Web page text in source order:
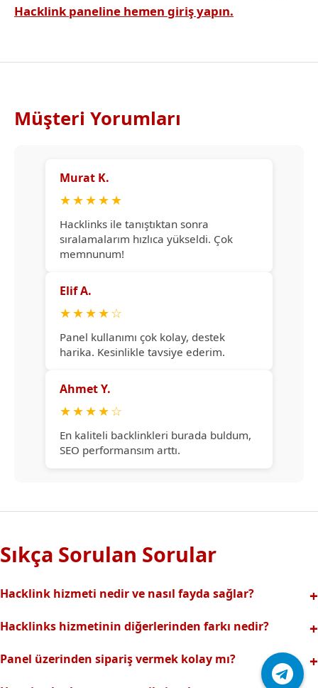
Hacklink paneline hemen giriş yapın.
Müşteri Yorumları
Murat K.
★★★★★
Hacklinks ile tanıştıktan sonra
sıralamalarım hızlıca yükseldi. Çok
memnunum!
Elif A.
★★★★☆
Panel kullanımı çok kolay, destek
harika. Kesinlikle tavsiye ederim.
Ahmet Y.
★★★★☆
En kaliteli backlinkleri burada buldum,
SEO performansım arttı.
Sıkça Sorulan Sorular
Hacklink hizmeti nedir ve nasıl fayda sağlar?
backlinklerle sitenizin arama motorlarındaki
sıralamalarınız hızlıca yükselir.
Hacklinks hizmetinin diğerlerinden farkı nedir?
riski olmadan, en kaliteli ve etkili backlinkler sunuyoruz.
Profesyonel ekibimizle hızlı destek sağlanır.Ayrıca Daha
Panel üzerinden sipariş vermek kolay mı?
Hacklinks paneli kullanıcı dostu arayüzüyle kolayca sipariş